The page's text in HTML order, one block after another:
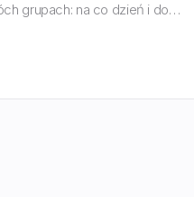
grupach: na co dzień i do